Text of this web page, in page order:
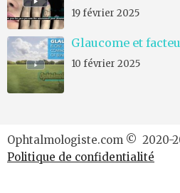
19 février 2025
Glaucome et
10 février 2025
Ophtalmologiste.com © 2020-
Politique de confidentialité